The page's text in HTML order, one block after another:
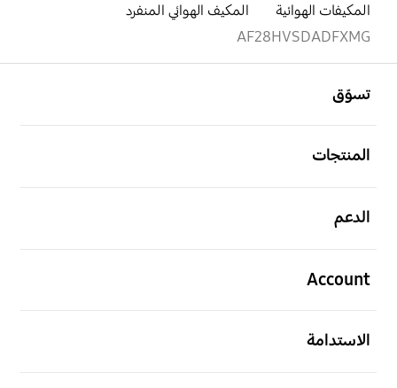
المكيفات الهوائية
المكيف الهوائي المنفرد
AF28HVSDADFXMG
تسوّق
المنتجات
الدعم
Account
الاستدامة